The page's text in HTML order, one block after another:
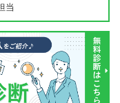
当